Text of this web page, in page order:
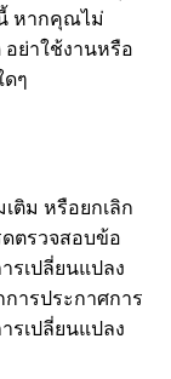
หากคุณไม่
ย่าใช้งานหรือ
ๆ
เติม หรือยกเลิก
ตรวจสอบข้อ
รเปลี่ยนแปลง
ารประกาศการ
รเปลี่ยนแปลง